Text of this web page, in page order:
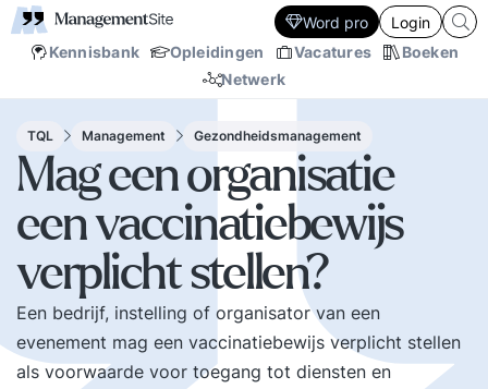
Kennisbank Opleidingen Vacatures
Boeken
Netwerk
Word pro Login
TQL Management Gezondheidsmanagement
Mag een organisatie
een vaccinatiebewijs
verplicht stellen?
Een bedrijf, instelling of organisator van een
evenement mag een vaccinatiebewijs verplicht stellen
als voorwaarde voor toegang tot diensten en